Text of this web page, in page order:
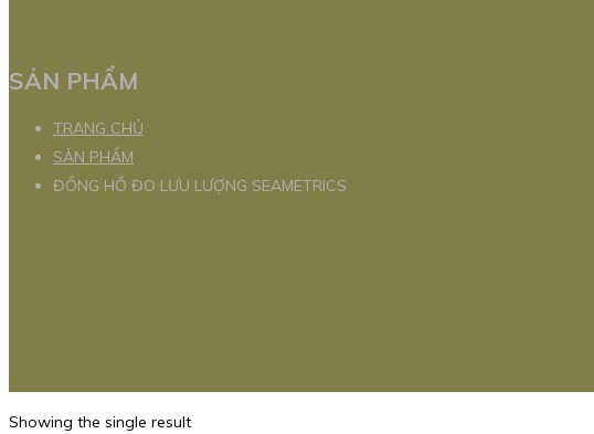
SẢN PHẨM
TRANG CHỦ
SẢN PHẨM
ĐỒNG HỒ ĐO LƯU LƯỢNG SEAMETRICS
Showing the single result